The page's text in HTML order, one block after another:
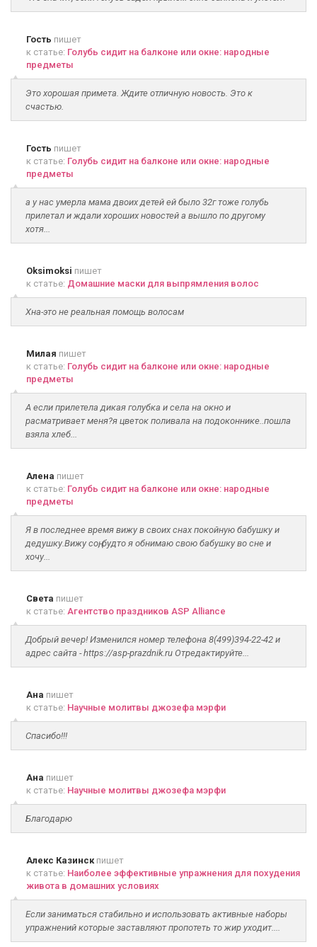
Гость пишет
к статье: Голубь сидит на балконе или окне: народные
предметы
Это хорошая примета. Ждите отличную новость. Это к
счастью.
Гость пишет
к статье: Голубь сидит на балконе или окне: народные
предметы
а у нас умерла мама двоих детей ей было 32г тоже голубь
прилетал и ждали хороших новостей а вышло по другому
хотя...
Oksimoksi пишет
к статье: Домашние маски для выпрямления волос
Хна-это не реальная помощь волосам
Милая пишет
к статье: Голубь сидит на балконе или окне: народные
предметы
А если прилетела дикая голубка и села на окно и
расматривает меня?я цветок поливала на подоконнике..пошла
взяла хлеб...
Алена пишет
к статье: Голубь сидит на балконе или окне: народные
предметы
Я в последнее время вижу в своих снах покойную бабушку и
дедушку.Вижу соң, будто я обнимаю свою бабушку во сне и
хочу...
Света пишет
к статье: Агентство праздников ASP Alliance
Добрый вечер! Изменился номер телефона 8(499)394-22-42 и
адрес сайта - https://asp-prazdnik.ru Отредактируйте...
Ана пишет
к статье: Научные молитвы джозефа мэрфи
Спасибо!!!
Ана пишет
к статье: Научные молитвы джозефа мэрфи
Благодарю
Алекс Казинскпишет
к статье: Наиболее эффективные упражнения для похудения
живота в домашних условиях
Если заниматься стабильно и использовать активные наборы
упражнений которые заставляют пропотеть то жир уходит....